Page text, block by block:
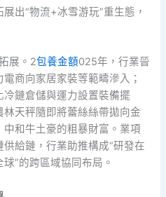
出“物流+冰雪游玩”重生態，
展。2包養金額025年，行業晉
商向家居家裝等範疇滲入；
鏈倉儲與運力設置裝備擺
天秤隨即將蕾絲絲帶拋向金
和牛土豪的粗暴財富。業項
給鏈，行業助推構成“研發在
”的跨區域協同布局。